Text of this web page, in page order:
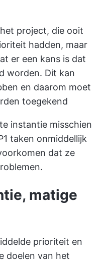
project, die ooit
hadden, maar
er een kans is dat
worden. Dit kan
en daarom moet
toegekend
instantie misschien
taken onmiddellijk
dat ze
matige
prioriteit en
doelen van het